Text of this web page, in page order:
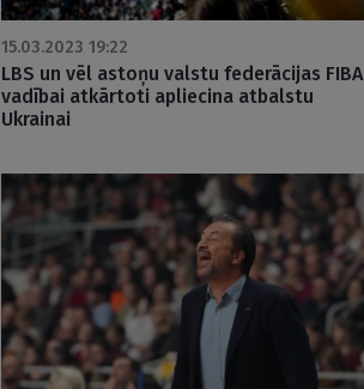
15.03.2023 19:22
LBS un vēl astoņu valstu federācijas FIBA
vadībai atkārtoti apliecina atbalstu
Ukrainai